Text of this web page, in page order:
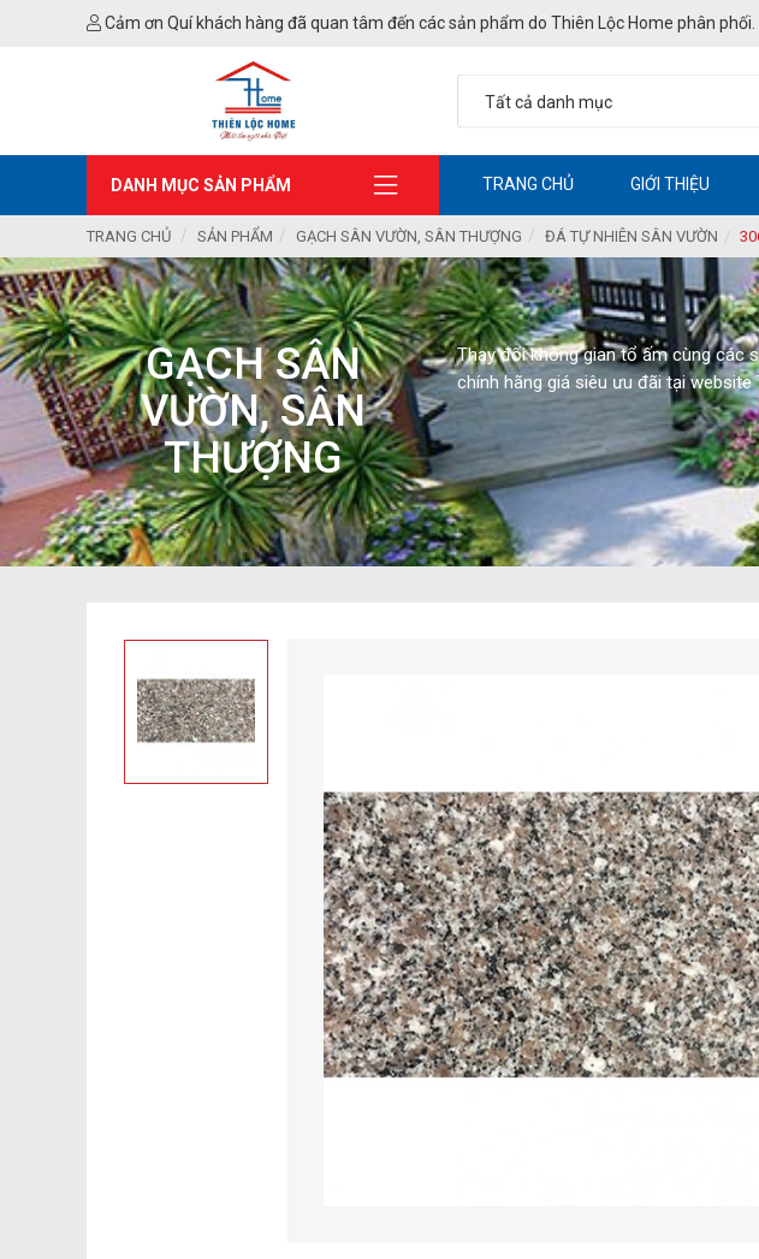
Cảm ơn Quí khách hàng đã quan tâm đến các sản phẩm do Thiên Lộc Home phân phối.
DANH MỤC SẢN PHẨM TRANG CHỦ GIỚI THIỆU
TRANG CHỦ SẢN PHẨM GẠCH SÂN VƯỜN, SÂN THƯỢNG ĐÁ TỰ NHIÊN SÂN VƯỜN
GẠCH SÂN
VƯỜN, SÂN
THƯỢNG
Thay đổi không gian tổ ấm cùng các
chính hãng giá siêu ưu đãi tại